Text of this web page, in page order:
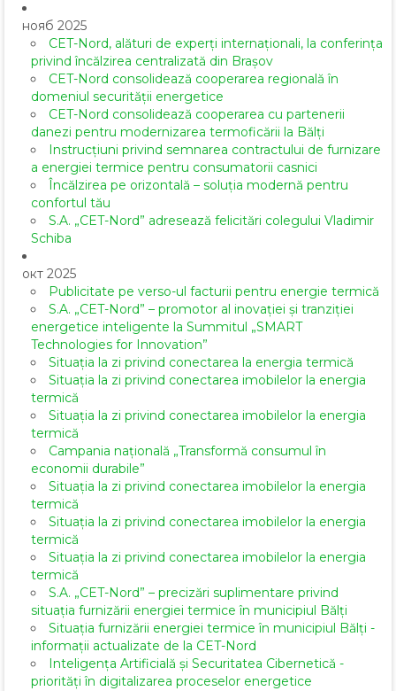
нояб 2025
CET-Nord, alături de experți internaționali, la conferința
privind încălzirea centralizată din Brașov
CET-Nord consolidează cooperarea regională în
domeniul securității energetice
CET-Nord consolidează cooperarea cu partenerii
danezi pentru modernizarea termoficării la Bălți
Instrucțiuni privind semnarea contractului de furnizare
a energiei termice pentru consumatorii casnici
Încălzirea pe orizontală – soluția modernă pentru
confortul tău
S.A. „CET-Nord” adresează felicitări colegului Vladimir
Schiba
окт 2025
Publicitate pe verso-ul facturii pentru energie termică
S.A. „CET-Nord” – promotor al inovației și tranziției
energetice inteligente la Summitul „SMART
Technologies for Innovation”
Situația la zi privind conectarea la energia termică
Situația la zi privind conectarea imobilelor la energia
termică
Situația la zi privind conectarea imobilelor la energia
termică
Campania națională „Transformă consumul în
economii durabile”
Situația la zi privind conectarea imobilelor la energia
termică
Situația la zi privind conectarea imobilelor la energia
termică
Situația la zi privind conectarea imobilelor la energia
termică
S.A. „CET-Nord” – precizări suplimentare privind
situația furnizării energiei termice în municipiul Bălți
Situația furnizării energiei termice în municipiul Bălți -
informații actualizate de la CET-Nord
Inteligența Artificială și Securitatea Cibernetică -
priorități în digitalizarea proceselor energetice